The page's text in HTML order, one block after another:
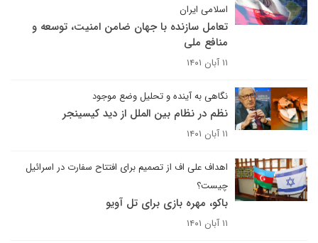
اسلامی ایران
تعامل سازنده با جهان ضامن امنیت، توسعه و
منافع ملی
۱۱ آبان ۱۴۰۱
نگاهی به آینده و تحلیل وضع موجود
نظم در نظام بین الملل از دید کیسینجر
۱۱ آبان ۱۴۰۱
اهداف علی اف از تصمیم برای افتتاح سفارت در اسرائیل
چیست؟
باکو، مهره بازی برای تل آویو
۱۱ آبان ۱۴۰۱